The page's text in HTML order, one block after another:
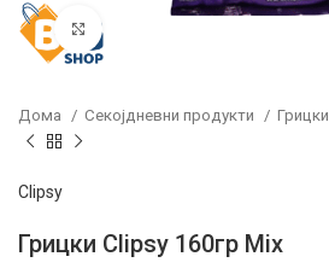
Click to enlarge
Дома Секојдневни продукти Грицки
Clipsy
Грицки Clipsy 160гр Mix